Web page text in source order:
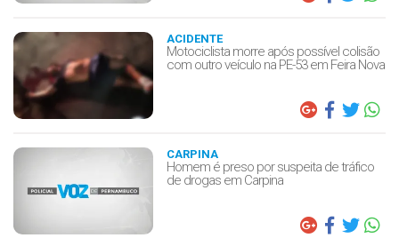
ACIDENTE
Motociclista morre após possível colisão
com outro veículo na PE-53 em Feira Nova
CARPINA
Homem é preso por suspeita de tráfico
de drogas em Carpina